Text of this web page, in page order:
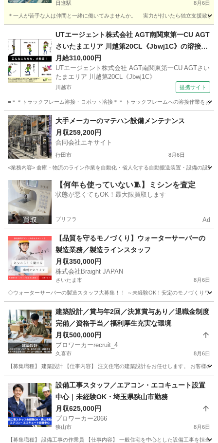
日進駅 8月6日
＊一人が苦手な人は仲間と一緒に働いてみませんか。 実力が付いたら独立支援致
日進駅 その他 業務
UTエージェント株式会社 AGT南関東第一CU AGT
さいたまエリア 川越第20CL《Jbwj1C》の溶接
【職場見学OKまたは説明会あり】
月給310,000円
UTエージェント株式会社 AGT南関東第一CU AGTさい
たまエリア 川越第20CL《Jbwj1C》
川越市 提携サイト
■＊＊トラックフレーム溶接・ロボット溶接＊＊ トラックフレームへの溶接作業を
埼玉 川越市 機械
大手メーカーのマテハン設備メンテナンス
月収259,200円
合同会社エキサイト
行田市 8月6日
<業務内容> 倉庫・物流のライン作業を自動化・省人化する自動搬送装置・設備の設
埼玉 行田市 技術 未経験
【何年も使っていない🧵】ミシンを査定
状態が悪くてもOK！最大限買取します
プリフラ Ad
【品質を守るモノづくり】ウォーターサーバーの
製造業務／製造ラインスタッフ
月収350,000円
株式会社Braight JAPAN
さいたま市 8月6日
◇ウォーターサーバーの製造スタッフ大募集！！ ～未経験OK！安定のモノづくりワ
さいたま市 その他 未経験
建築設計／賞与年2回／決算賞与あり／退職金制度
完備／資格手当／福利厚生充実な環境
月収500,000円
プロワーカーrecruit_4
久喜市 8月6日
【募集職種】 建築設計 【仕事内容】 注文住宅の建築設計をお任せします。 お客様
設計 退職金
設備工事スタッフ／エアコン・エコキュート設置
中心｜未経験OK・埼玉県狭山市勤務
月収625,000円
プロワーカー2066
狭山市 8月6日
【募集職種】 設備工事の作業員 【仕事内容】 一般住宅を中心とした設備工事を担当